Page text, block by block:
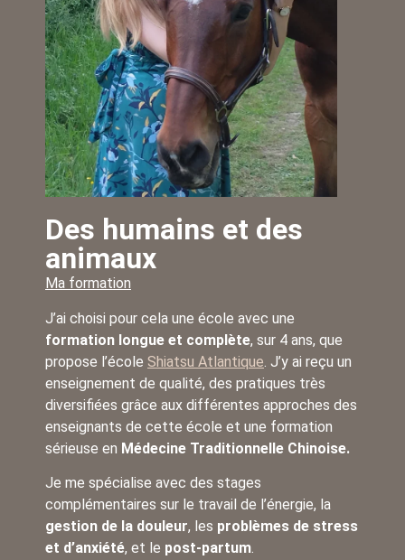
Des humains et des
animaux
Ma formation
J’ai choisi pour cela une école avec une
formation longue et complète, sur 4 ans, que
propose l’école Shiatsu Atlantique . J’y ai reçu un
enseignement de qualité, des pratiques très
diversifiées grâce aux différentes approches des
enseignants de cette école et une formation
sérieuse en Médecine Traditionnelle Chinoise.
Je me spécialise avec des stages
complémentaires sur le travail de l’énergie, la
gestion de la douleur, les problèmes de stress
et d’anxiété, et le post-partum.